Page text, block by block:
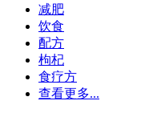
减肥
饮食
配方
枸杞
食疗方
查看更多...